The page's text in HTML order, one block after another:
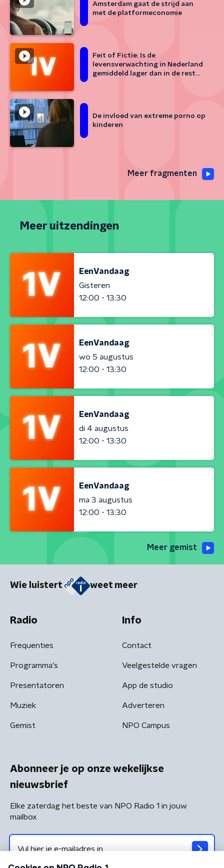
Amsterdam gaat de strijd aan
met de platformeconomie
Feit of Fictie: Is de
levensverwachting in Nederland
gemiddeld lager dan in de rest
De invloed van extreme porno op
kinderen
Meer fragmenten
Meer uitzendingen
EenVandaag
Gisteren
12:00 - 13:30
EenVandaag
wo 5 augustus
12:00 - 13:30
EenVandaag
di 4 augustus
12:00 - 13:30
EenVandaag
ma 3 augustus
12:00 - 13:30
Meer gemist
Wie luistert weet meer
Radio
Frequenties
Programma's
Presentatoren
Muziek
Gemist
Info
Contact
Veelgestelde vragen
App de studio
Adverteren
NPO Campus
Abonneer je op onze wekelijkse
nieuwsbrief
Elke zaterdag het beste van NPO Radio 1 in jouw
mailbox